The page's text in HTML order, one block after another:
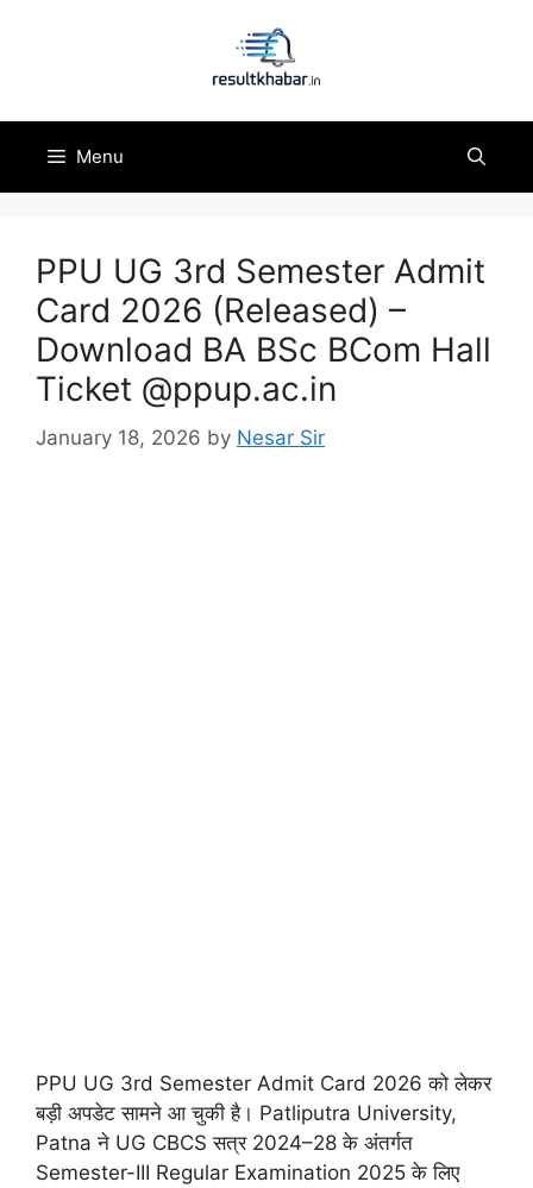
Menu
PPU UG 3rd Semester Admit
Card 2026 (Released) –
Download BA BSc BCom Hall
Ticket @ppup.ac.in
January 18, 2026 by Nesar Sir
PPU UG 3rd Semester Admit Card 2026 को लेकर
बड़ी अपडेट सामने आ चुकी है। Patliputra University,
Patna ने UG CBCS सत्र 2024–28 के अंतर्गत
Semester-III Regular Examination 2025 के लिए